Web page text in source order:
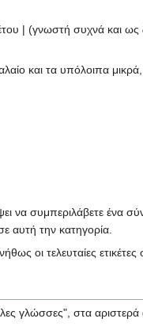
| (γνωστή συχνά και ως
και τα υπόλοιπα
να συμπεριλάβετε ένα
αυτή την κατηγορία.
οι τελευταίες
γλώσσες", στα αριστερά